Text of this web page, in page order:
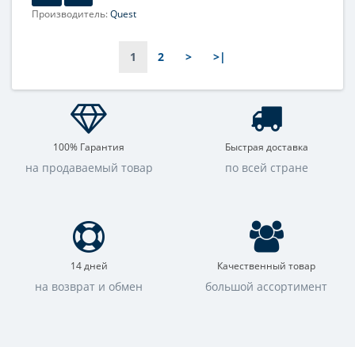
Производитель:Quest
1 2 > >|
100% Гарантия
на продаваемый товар
Быстрая доставка
по всей стране
14 дней
на возврат и обмен
Качественный товар
большой ассортимент